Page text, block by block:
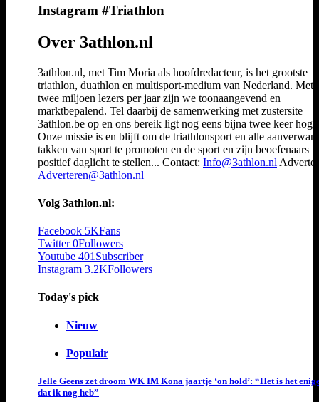
Instagram #Triathlon
Over 3athlon.nl
3athlon.nl, met Tim Moria als hoofdredacteur, is het grootste
triathlon, duathlon en multisport-medium van Nederland. Met
twee miljoen lezers per jaar zijn we toonaangevend en
marktbepalend. Tel daarbij de samenwerking met zustersite
3athlon.be op en ons bereik ligt nog eens bijna twee keer
Onze missie is en blijft om de triathlonsport en alle
takken van sport te promoten en de sport en zijn beoefenaars
positief daglicht te stellen... Contact: Info@3athlon.nl
Adverteren@3athlon.nl
Volg 3athlon.nl:
Facebook 5KFans
Twitter 0Followers
Youtube 401 Subscriber
Instagram 3.2KFollowers
Today's pick
Nieuw
Populair
Jelle Geens zet droom WK IM Kona jaartje ‘on hold’: “Het is het
dat ik nog heb”